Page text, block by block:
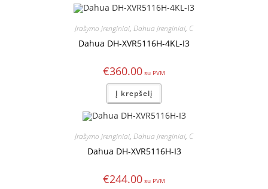
Įrašymo įrenginiai, Dahua įrenginiai, C
Dahua DH-XVR5116H-4KL-I3
€360.00
Į krepšelį
Įrašymo įrenginiai, Dahua įrenginiai, C
Dahua DH-XVR5116H-I3
€244.00